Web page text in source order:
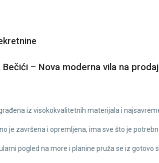
Bečići – Nova moderna vila na
iz visokokvalitetnih materijala i
je završena i opremljena, ima sve što je
pogled na more i planine pruža se ​​iz gotovo